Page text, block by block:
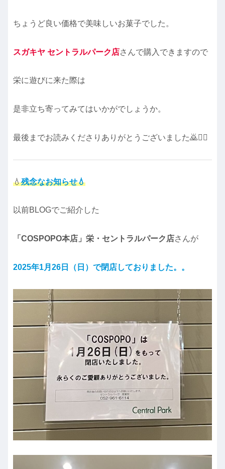
ちょうど良い価格で美味しいお菓子でした。
スガキヤ セントラルパーク店さんで購入できますので
栄に遊びに来た際は
是非立ち寄ってみてはいかがでしょうか。
最後までお読みくださりありがとうございました🙇🙇‍♀️
💧残念なお知らせ💧
以前BLOGでご紹介した
「COSPOPO本店」栄・セントラルパーク店さんが
2025年1月26日（日）で閉店しておりました。。